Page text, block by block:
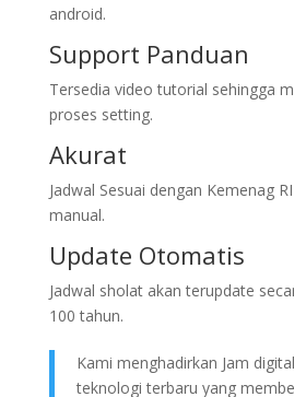
android.
Support Panduan
Tersedia video tutorial sehingga
proses setting.
Akurat
Jadwal Sesuai dengan Kemenag
manual.
Update Otomatis
Jadwal sholat akan terupdate
100 tahun.
Kami menghadirkan Jam
teknologi terbaru yang